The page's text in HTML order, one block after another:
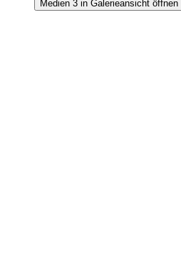
Medien 3 in Galerieansicht öffnen